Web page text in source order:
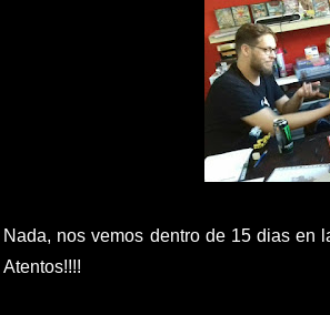
Nada, nos vemos dentro de 15 dias
Atentos!!!!